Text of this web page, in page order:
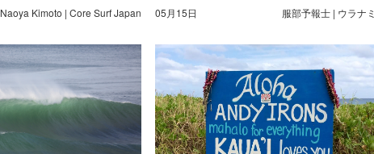
Naoya Kimoto | Core Surf Japan 05月15日 服部予報士 | ウラナミ